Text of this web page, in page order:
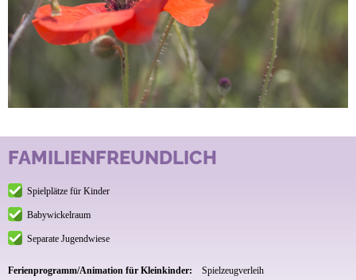
FAMILIENFREUNDLICH
Spielplätze für Kinder
Babywickelraum
Separate Jugendwiese
Ferienprogramm/Animation für Kleinkinder:
Spielzeugverleih